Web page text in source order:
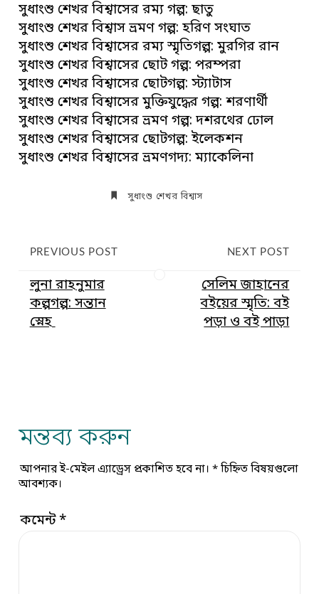
সুধাংশু শেখর বিশ্বাসের রম্য গল্প: ছাতু
সুধাংশু শেখর বিশ্বাস ভ্রমণ গল্প: হরিণ সংঘাত
সুধাংশু শেখর বিশ্বাসের রম্য স্মৃতিগল্প: মুরগির রান
সুধাংশু শেখর বিশ্বাসের ছোট গল্প: পরম্পরা
সুধাংশু শেখর বিশ্বাসের ছোটগল্প: স্ট্যাটাস
সুধাংশু শেখর বিশ্বাসের মুক্তিযুদ্ধের গল্প: শরণার্থী
সুধাংশু শেখর বিশ্বাসের ভ্রমণ গল্প: দশরথের ঢোল
সুধাংশু শেখর বিশ্বাসের ছোটগল্প: ইলেকশন
সুধাংশু শেখর বিশ্বাসের ভ্রমণগদ্য: ম্যাকেলিনা
সুধাংশু শেখর বিশ্বাস
PREVIOUS POST
লুনা রাহনুমার
কল্পগল্প: সন্তান
স্নেহ
NEXT POST
সেলিম জাহানের
বইয়ের স্মৃতি: বই
পড়া ও বই পাড়া
মন্তব্য করুন
আপনার ই-মেইল এ্যাড্রেস প্রকাশিত হবে না। *চিহ্নিত বিষয়গুলো
আবশ্যক।
কমেন্ট*